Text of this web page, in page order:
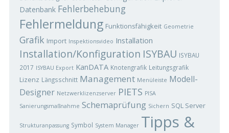
Datenbank Fehlerbehebung
Fehlermeldung Funktionsfähigkeit Geometrie
Grafik Import Inspektionsvideo Installation
Installation/Konfiguration ISYBAU ISYBAU
2017 ISYBAU Export KanDATA Knotengrafik Leitungsgrafik
Lizenz Längsschnitt Management Menüleiste Modell-
Designer Netzwerklizenzserver PIETS PISA
Sanierungsmaßnahme Schemaprüfung Sichern SQL Server
Strukturanpassung Symbol System Manager Tipps &